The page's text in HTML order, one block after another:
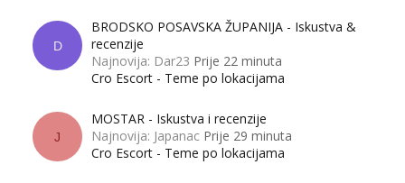
D
BRODSKO POSAVSKA ŽUPANIJA - Iskustva &
recenzije
Najnovija: Dar23 Prije 22 minuta
Cro Escort - Teme po lokacijama
J
MOSTAR - Iskustva i recenzije
Najnovija: Japanac Prije 29 minuta
Cro Escort - Teme po lokacijama